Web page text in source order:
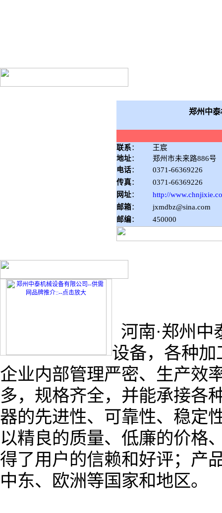
郑州中
联系：
王宸
地址：
郑州市未来路886号
电话：
0371-66369226
传真：
0371-66369226
网址：
http://
邮箱：
jxmdbz@sina.com
邮编： 450000
河南·郑州
设备，各种
企业内部管理严密、生产效
多，规格齐全，并能承接各
器的先进性、可靠性、稳定
以精良的质量、低廉的价格
得了用户的信赖和好评；产
中东、欧洲等国家和地区。